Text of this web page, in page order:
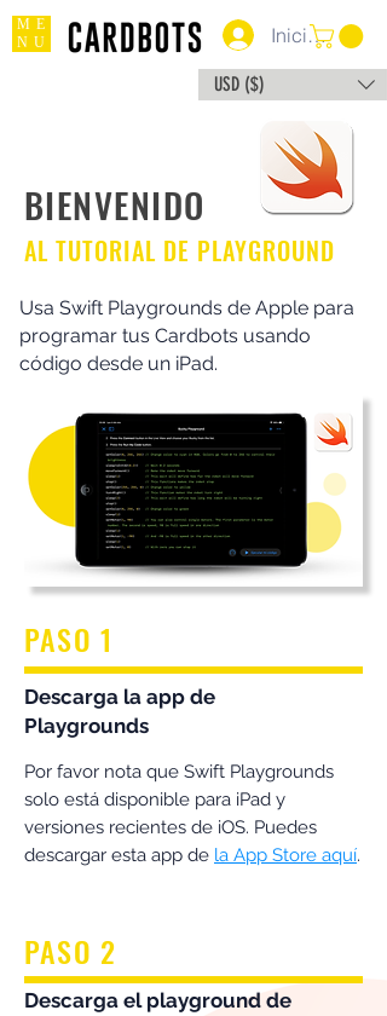
ME
NU
USD ($)
Iniciar sesión
BIENVENIDO
AL TUTORIAL DE PLAYGROUND
Usa Swift Playgrounds de Apple para
programar tus Cardbots usando
código desde un iPad.
PASO 1
Descarga la app de
Playgrounds
Por favor nota que Swift Playgrounds
solo está disponible para iPad y
versiones recientes de iOS. Puedes
descargar esta app de la App Store aquí.
PASO 2
Descarga el playground de